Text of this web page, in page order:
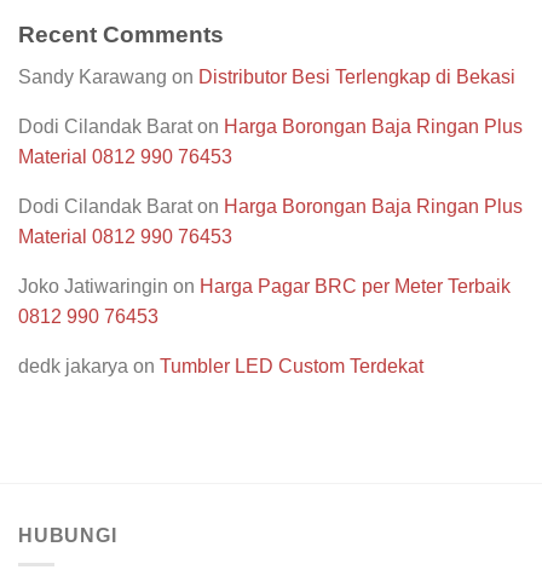
Recent Comments
Sandy Karawang on Distributor Besi Terlengkap di Bekasi
Dodi Cilandak Baraton Harga Borongan Baja Ringan Plus
Material 0812 990 76453
Dodi Cilandak Baraton Harga Borongan Baja Ringan Plus
Material 0812 990 76453
Joko Jatiwaringin on Harga Pagar BRC per Meter Terbaik
0812 990 76453
dedk jakarya on Tumbler LED Custom Terdekat
HUBUNGI